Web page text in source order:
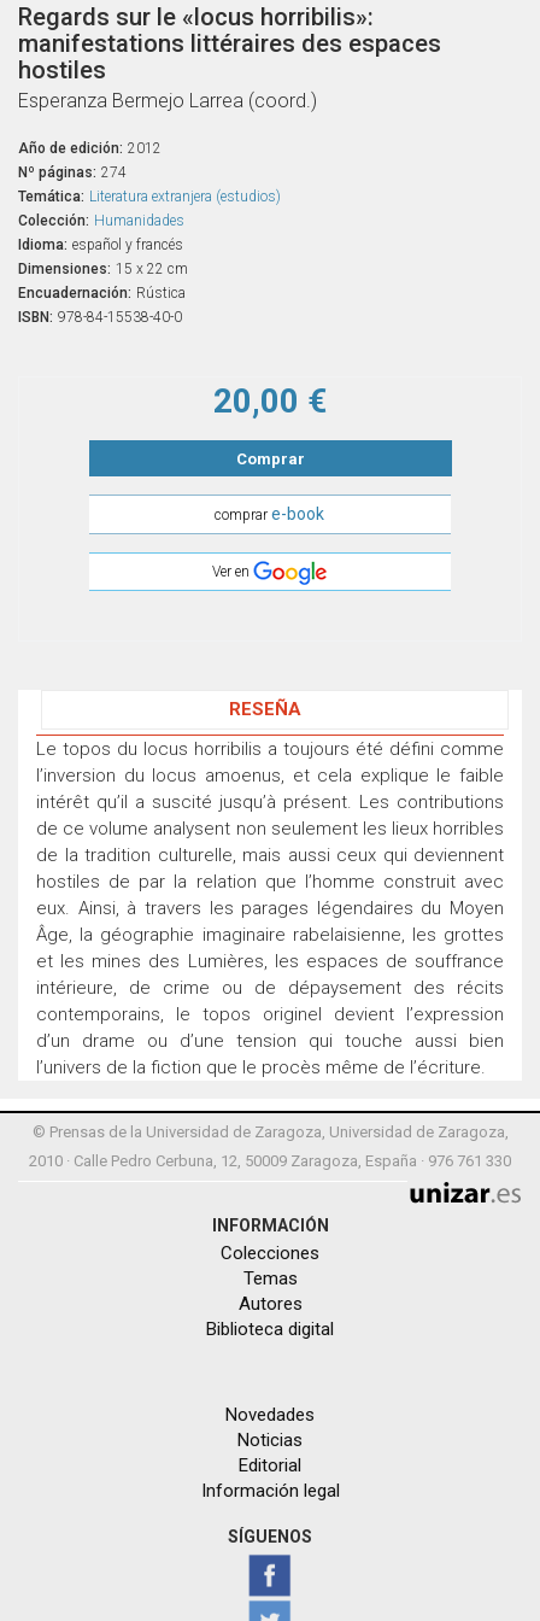
Regards sur le «locus horribilis»:
manifestations littéraires des espaces
hostiles
Esperanza Bermejo Larrea (coord.)
Año de edición: 2012
Nº páginas: 274
Temática: Literatura extranjera (estudios)
Colección: Humanidades
Idioma: español y francés
Dimensiones: 15 x 22 cm
Encuadernación: Rústica
ISBN: 978-84-15538-40-0
20,00 €
Comprar
comprare-book
Ver en
RESEÑA
Le topos du locus horribilis a toujours été défini comme
l’inversion du locus amoenus, et cela explique le faible
intérêt qu’il a suscité jusqu’à présent. Les contributions
de ce volume analysent non seulement les lieux horribles
de la tradition culturelle, mais aussi ceux qui deviennent
hostiles de par la relation que l’homme construit avec
eux. Ainsi, à travers les parages légendaires du Moyen
Âge, la géographie imaginaire rabelaisienne, les grottes
et les mines des Lumières, les espaces de souffrance
intérieure, de crime ou de dépaysement des récits
contemporains, le topos originel devient l’expression
d’un drame ou d’une tension qui touche aussi bien
l’univers de la fiction que le procès même de l’écriture.
© Prensas de la Universidad de Zaragoza, Universidad de Zaragoza,
2010 · Calle Pedro Cerbuna, 12, 50009 Zaragoza, España · 976 761 330
INFORMACIÓN
Colecciones
Temas
Autores
Biblioteca digital
Novedades
Noticias
Editorial
Información legal
SÍGUENOS